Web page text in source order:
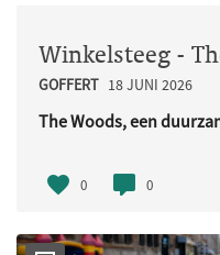
Winkelsteeg -
GOFFERT 18 JUNI 2026
The Woods, een
0 0